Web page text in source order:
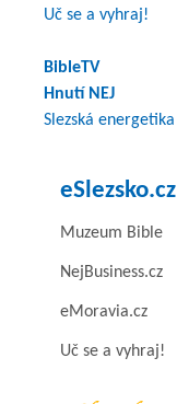
Uč se a vyhraj!
BibleTV
Hnutí NEJ
Slezská energetika
eSlezsko.cz
Muzeum Bible
NejBusiness.cz
eMoravia.cz
Uč se a vyhraj!